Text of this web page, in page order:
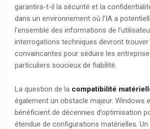
garantira-t-il la sécurité et la
dans un environnement où l’IA a
l’ensemble des informations de
interrogations techniques devront
convaincantes pour séduire les
particuliers soucieux de fiabilité.
La question de la compatibilité
également un obstacle majeur. Windows
bénéficient de décennies d’optimisation
étendue de configurations matérielles. Un